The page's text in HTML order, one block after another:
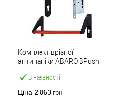
В наявності
Комплект врізної
антипаніки ABARO BPush
червоний із замком та
Ціна 2 863 грн.